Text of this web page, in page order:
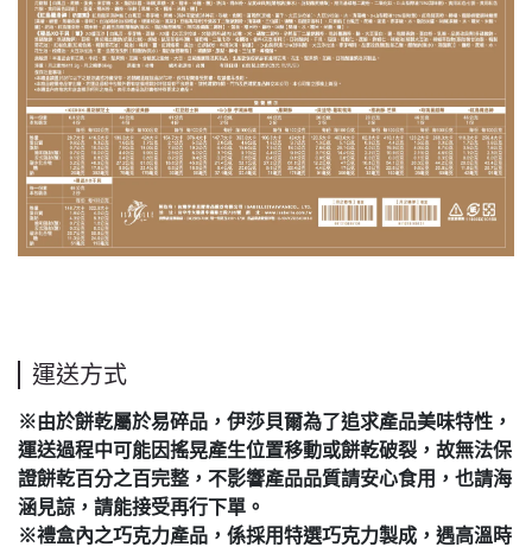
運送方式
※由於餅乾屬於易碎品，伊莎貝爾為了追求產品美味特性，
運送過程中可能因搖晃產生位置移動或餅乾破裂，故無法保
證餅乾百分之百完整，不影響產品品質請安心食用，也請海
涵見諒，請能接受再行下單。
※禮盒內之巧克力產品，係採用特選巧克力製成，遇高溫時